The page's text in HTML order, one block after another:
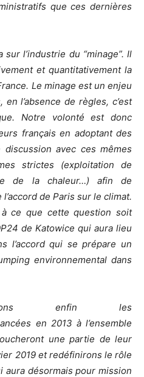
que ces dernières
l’industrie du “minage”. Il
et quantitativement la
Le minage est un enjeu
l’absence de règles, c’est
Notre volonté est donc
français en adoptant des
avec ces mêmes
strictes (exploitation de
de la chaleur…) afin de
de Paris sur le climat.
à ce que cette question soit
de Katowice qui aura lieu
l’accord qui se prépare un
environnemental dans
enfin les
en 2013 à l’ensemble
une partie de leur
2019 et redéfinirons le rôle
aura désormais pour mission